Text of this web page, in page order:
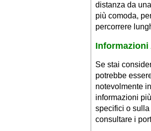
distanza da
più comoda,
percorrere
Se stai
potrebbe
notevolmente
informazioni
specifici o sulla
consultare i